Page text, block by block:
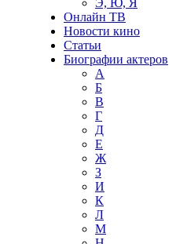
Э, Ю, Я
Онлайн ТВ
Новости кино
Статьи
Биографии актеров
А
Б
В
Г
Д
Е
Ж
З
И
К
Л
М